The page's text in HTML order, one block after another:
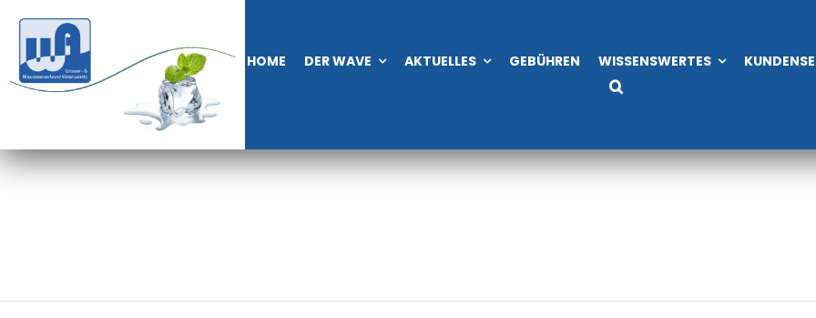
Zum
Inhalt
springen
HOME DER WAVE AKTUELLES GEBÜHREN WISSENSWERTES